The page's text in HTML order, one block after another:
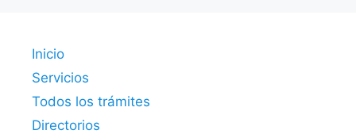
Inicio
Servicios
Todos los trámites
Directorios